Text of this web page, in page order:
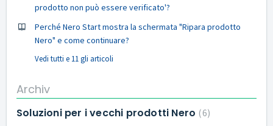
prodotto non può essere verificato'?
Perché Nero Start mostra la schermata "Ripara prodotto
Nero" e come continuare?
Vedi tutti e 11 gli articoli
Archiv
Soluzioni per i vecchi prodotti Nero 6